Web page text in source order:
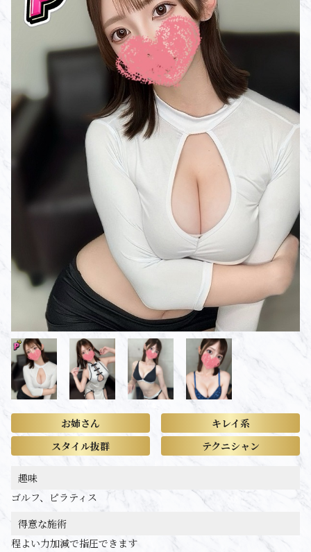
お姉さん
キレイ系
スタイル抜群
テクニシャン
趣味
ゴルフ、ピラティス
得意な施術
程よい力加減で指圧できます